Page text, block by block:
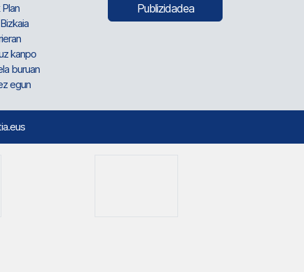
Plan
kanpo
buruan
egun
Publizidadea